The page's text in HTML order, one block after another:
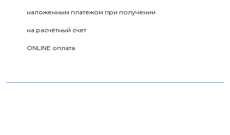
наложенным платежом при получении
на расчётный счет
ONLINE оплата